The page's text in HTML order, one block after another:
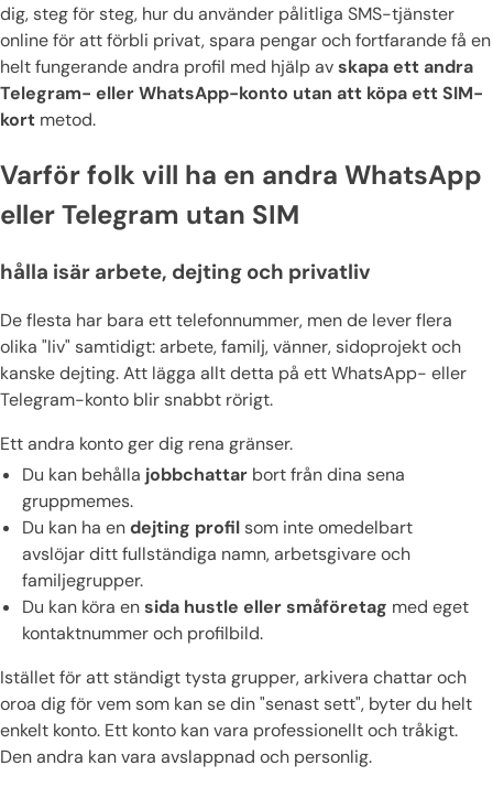
dig, steg för steg, hur du använder pålitliga SMS-tjänster
online för att förbli privat, spara pengar och fortfarande få en
helt fungerande andra profil med hjälp avskapa ett andra
Telegram- eller WhatsApp-konto utan att köpa ett SIM-
kort metod.
Varför folk vill ha en andra WhatsApp
eller Telegram utan SIM
hålla isär arbete, dejting och privatliv
De flesta har bara ett telefonnummer, men de lever flera
olika "liv" samtidigt: arbete, familj, vänner, sidoprojekt och
kanske dejting. Att lägga allt detta på ett WhatsApp- eller
Telegram-konto blir snabbt rörigt.
Ett andra konto ger dig rena gränser.
Du kan behålla jobbchattar bort från dina sena
gruppmemes.
Du kan ha endejting profilsom inte omedelbart
avslöjar ditt fullständiga namn, arbetsgivare och
familjegrupper.
Du kan köra ensida hustle eller småföretag med eget
kontaktnummer och profilbild.
Istället för att ständigt tysta grupper, arkivera chattar och
oroa dig för vem som kan se din "senast sett", byter du helt
enkelt konto. Ett konto kan vara professionellt och tråkigt.
Den andra kan vara avslappnad och personlig.